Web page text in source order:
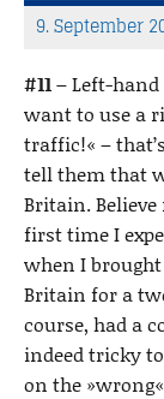
9. September
T
h
o
m
a
s
#11 –Left-hand
want to use a
traffic!« –
tell them that
Britain.
first time I
when I
Britain for a
course, had a
indeed tricky
on the